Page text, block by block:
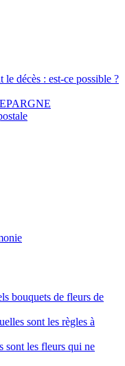
le décès : est-ce possible ?
bouquets de fleurs de
sont les règles à
sont les fleurs qui ne